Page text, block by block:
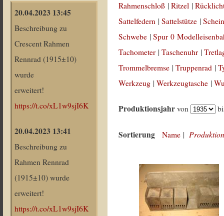
20.04.2023 13:45
Beschreibung zu
Crescent Rahmen
Rennrad (1915±10)
wurde
erweitert!
https://t.co/xL1w9sjI6K
20.04.2023 13:41
Beschreibung zu
Rahmen Rennrad
(1915±10) wurde
erweitert!
https://t.co/xL1w9sjI6K
Rahmenschloß |Ritzel |
Sattelfedern |Sattelstütze |
Schwebe |Spur 0
Tachometer |Taschenuhr |
Trommelbremse |Truppenrad |
Werkzeug |Werkzeugtasche |
Produktionsjahr von
Sortierung Name |